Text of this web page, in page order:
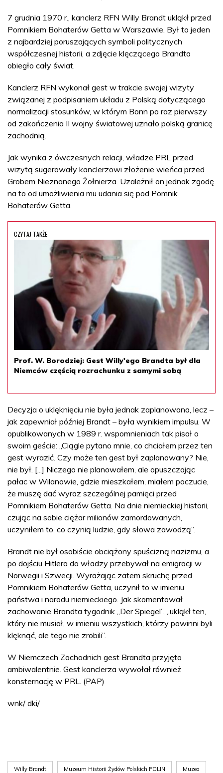
7 grudnia 1970 r., kanclerz RFN Willy Brandt ukląkł przed
Pomnikiem Bohaterów Getta w Warszawie. Był to jeden
z najbardziej poruszających symboli politycznych
współczesnej historii, a zdjęcie klęczącego Brandta
obiegło cały świat.
Kanclerz RFN wykonał gest w trakcie swojej wizyty
związanej z podpisaniem układu z Polską dotyczącego
normalizacji stosunków, w którym Bonn po raz pierwszy
od zakończenia II wojny światowej uznało polską granicę
zachodnią.
Jak wynika z ówczesnych relacji, władze PRL przed
wizytą sugerowały kanclerzowi złożenie wieńca przed
Grobem Nieznanego Żołnierza. Uzależnił on jednak zgodę
na to od umożliwienia mu udania się pod Pomnik
Bohaterów Getta.
CZYTAJ TAKŻE
Prof. W. Borodziej: Gest Willy'ego Brandta był dla
Niemców częścią rozrachunku z samymi sobą
Decyzja o uklęknięciu nie była jednak zaplanowana, lecz –
jak zapewniał później Brandt – była wynikiem impulsu. W
opublikowanych w 1989 r. wspomnieniach tak pisał o
swoim geście: „Ciągle pytano mnie, co chciałem przez ten
gest wyrazić. Czy może ten gest był zaplanowany? Nie,
nie był. [...] Niczego nie planowałem, ale opuszczając
pałac w Wilanowie, gdzie mieszkałem, miałem poczucie,
że muszę dać wyraz szczególnej pamięci przed
Pomnikiem Bohaterów Getta. Na dnie niemieckiej historii,
czując na sobie ciężar milionów zamordowanych,
uczyniłem to, co czynią ludzie, gdy słowa zawodzą”.
Brandt nie był osobiście obciążony spuścizną nazizmu, a
po dojściu Hitlera do władzy przebywał na emigracji w
Norwegii i Szwecji. Wyrażając zatem skruchę przed
Pomnikiem Bohaterów Getta, uczynił to w imieniu
państwa i narodu niemieckiego. Jak skomentował
zachowanie Brandta tygodnik „Der Spiegel”, „ukląkł ten,
który nie musiał, w imieniu wszystkich, którzy powinni byli
klęknąć, ale tego nie zrobili”.
W Niemczech Zachodnich gest Brandta przyjęto
ambiwalentnie. Gest kanclerza wywołał również
konsternację w PRL. (PAP)
wnk/ dki/
Willy Brandt Muzeum Historii Żydów Polskich POLIN Muzea